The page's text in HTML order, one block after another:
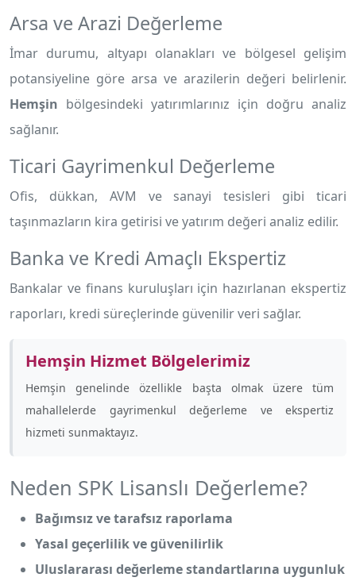
Arsa ve Arazi Değerleme
İmar durumu, altyapı olanakları ve bölgesel gelişim
potansiyeline göre arsa ve arazilerin değeri belirlenir.
Hemşin bölgesindeki yatırımlarınız için doğru analiz
sağlanır.
Ticari Gayrimenkul Değerleme
Ofis, dükkan, AVM ve sanayi tesisleri gibi ticari
taşınmazların kira getirisi ve yatırım değeri analiz edilir.
Banka ve Kredi Amaçlı Ekspertiz
Bankalar ve finans kuruluşları için hazırlanan ekspertiz
raporları, kredi süreçlerinde güvenilir veri sağlar.
Hemşin Hizmet Bölgelerimiz
Hemşin genelinde özellikle başta olmak üzere tüm
mahallelerde gayrimenkul değerleme ve ekspertiz
hizmeti sunmaktayız.
Neden SPK Lisanslı Değerleme?
Bağımsız ve tarafsız raporlama
Yasal geçerlilik ve güvenilirlik
Uluslararası değerleme standartlarına uygunluk